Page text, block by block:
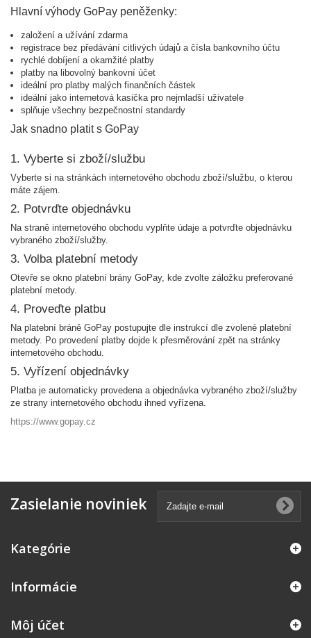
Hlavní výhody GoPay peněženky:
založení a užívání zdarma
registrace bez předávání citlivých údajů a čísla bankovního účtu
rychlé dobíjení a okamžité platby
platby na libovolný bankovní účet
ideální pro platby malých finančních částek
ideální jako internetová kasička pro nejmladší uživatele
splňuje všechny bezpečnostní standardy
Jak snadno platit s GoPay
1. Vyberte si zboží/službu
Vyberte si na stránkách internetového obchodu zboží/službu, o kterou
máte zájem.
2. Potvrďte objednávku
Na straně internetového obchodu vyplňte údaje a potvrďte objednávku
vybraného zboží/služby.
3. Volba platební metody
Otevře se okno platební brány GoPay, kde zvolte záložku preferované
platební metody.
4. Proveďte platbu
Na platební bráně GoPay postupujte dle instrukcí dle zvolené platební
metody. Po provedení platby dojde k přesměrování zpět na stránky
internetového obchodu.
5. Vyřízení objednávky
Platba je automaticky provedena a objednávka vybraného zboží/služby
ze strany internetového obchodu ihned vyřízena.
https://www.gopay.cz
Zasielanie noviniek
Kategórie
Informácie
Môj účet